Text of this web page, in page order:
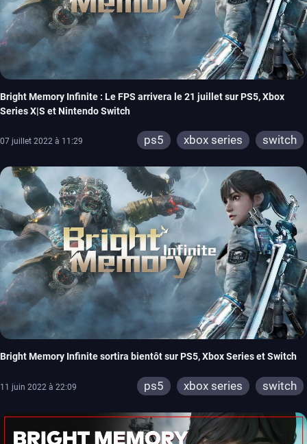
Bright Memory Infinite : Le FPS arrivera le 21 juillet sur PS5, Xbox
Series X|S et Nintendo Switch
07 juillet 2022 à 11:29 ps5 xbox series switch
Bright Memory Infinite sortira bientôt sur PS5, Xbox Series et Switch
11 juin 2022 à 22:09 ps5 xbox series switch